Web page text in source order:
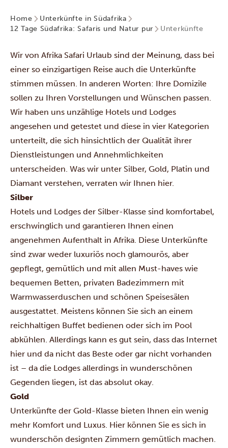
Home
Unterkünfte in Südafrika
12 Tage Südafrika: Safaris und Natur pur
Unterkünfte
Wir von Afrika Safari Urlaub sind der Meinung, dass bei
einer so einzigartigen Reise auch die Unterkünfte
stimmen müssen. In anderen Worten: Ihre Domizile
sollen zu Ihren Vorstellungen und Wünschen passen.
Wir haben uns unzählige Hotels und Lodges
angesehen und getestet und diese in vier Kategorien
unterteilt, die sich hinsichtlich der Qualität ihrer
Dienstleistungen und Annehmlichkeiten
unterscheiden. Was wir unter Silber, Gold, Platin und
Diamant verstehen, verraten wir Ihnen hier.
Silber
Hotels und Lodges der Silber-Klasse sind komfortabel,
erschwinglich und garantieren Ihnen einen
angenehmen Aufenthalt in Afrika. Diese Unterkünfte
sind zwar weder luxuriös noch glamourös, aber
gepflegt, gemütlich und mit allen Must-haves wie
bequemen Betten, privaten Badezimmern mit
Warmwasserduschen und schönen Speisesälen
ausgestattet. Meistens können Sie sich an einem
reichhaltigen Buffet bedienen oder sich im Pool
abkühlen. Allerdings kann es gut sein, dass das Internet
hier und da nicht das Beste oder gar nicht vorhanden
ist – da die Lodges allerdings in wunderschönen
Gegenden liegen, ist das absolut okay.
Gold
Unterkünfte der Gold-Klasse bieten Ihnen ein wenig
mehr Komfort und Luxus. Hier können Sie es sich in
wunderschön designten Zimmern gemütlich machen.